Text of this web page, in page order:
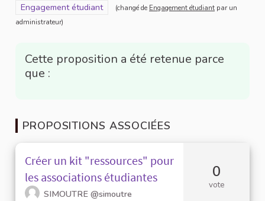
Filtrer les résultats pour le secteur : Engagement étudiant
Engagement étudiant (changé de Engagement étudiant par un
administrateur)
Cette proposition a été retenue parce
que :
PROPOSITIONS ASSOCIÉES
Créer un kit "ressources" pour
les associations étudiantes
SIMOUTRE @simoutre
0
vote